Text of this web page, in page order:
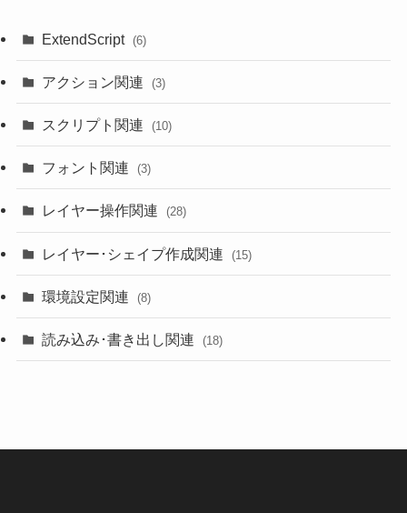
ExtendScript (6)
アクション関連 (3)
スクリプト関連 (10)
フォント関連 (3)
レイヤー操作関連 (28)
レイヤー･シェイプ作成関連 (15)
環境設定関連 (8)
読み込み･書き出し関連 (18)